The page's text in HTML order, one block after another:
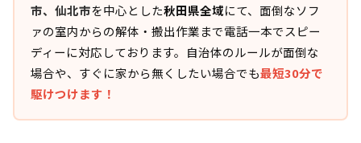
市、仙北市を中心とした秋田県全域にて、面倒なソフ
ァの室内からの解体・搬出作業まで電話一本でスピー
ディーに対応しております。自治体のルールが面倒な
場合や、すぐに家から無くしたい場合でも最短30分で
駆けつけます！